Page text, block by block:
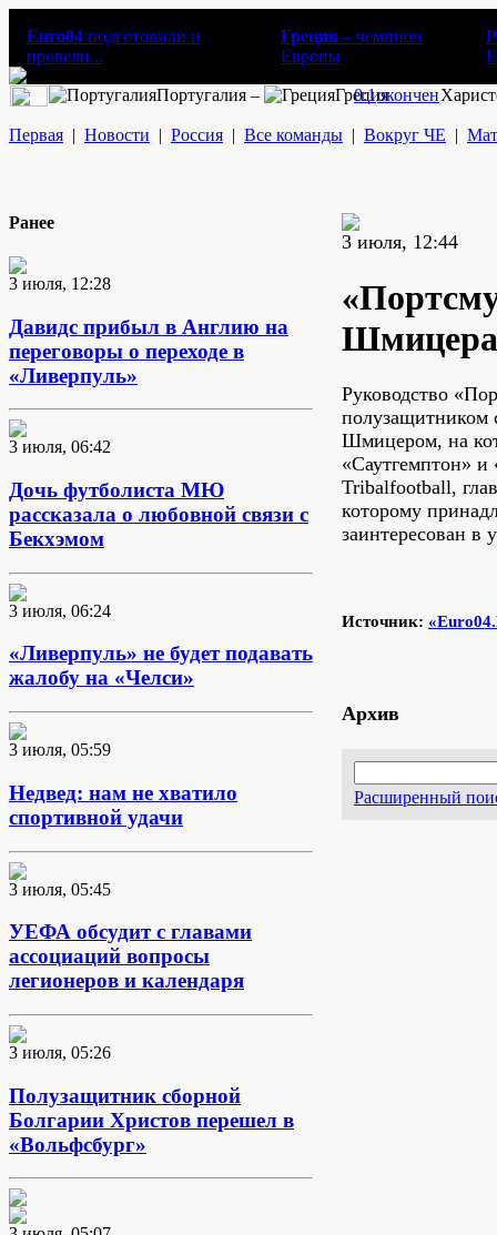
Euro04 подготовили и
провели...
Греция – чемпион
Европы
Португалия – Греция
0:1окончен
Первая | Новости | Россия | Все команды | Вокруг ЧЕ |
Ранее
3 июля, 12:28
Давидс прибыл в Англию на
переговоры о переходе в
«Ливерпуль»
3 июля, 06:42
Дочь футболиста МЮ
рассказала о любовной связи с
Бекхэмом
3 июля, 06:24
«Ливерпуль» не будет подавать
жалобу на «Челси»
3 июля, 05:59
Недвед: нам не хватило
спортивной удачи
3 июля, 05:45
УЕФА обсудит с главами
ассоциаций вопросы
легионеров и календаря
3 июля, 05:26
Полузащитник сборной
Болгарии Христов перешел в
«Вольфсбург»
3 июля, 12:44
Шмицера
Руководство
полузащитником
Шмицером, на
«Саутгемптон»
Tribalfootball,
которому
заинтересован в
Источник:
Архив
Расширенный